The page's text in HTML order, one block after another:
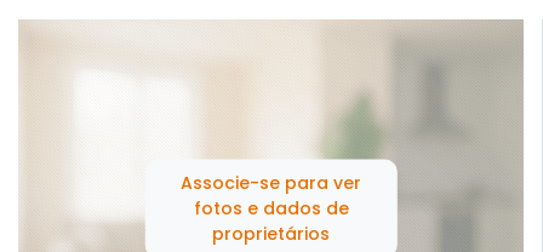
Associe-se para ver
fotos e dados de
proprietários